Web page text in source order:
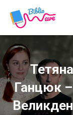
Ганцюк –